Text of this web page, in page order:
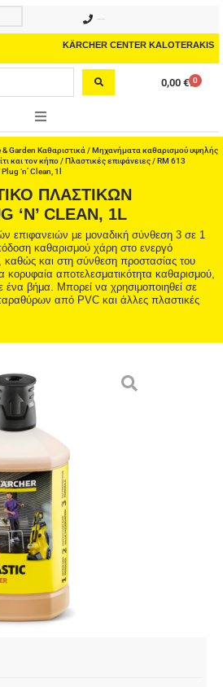
KÄRCHER CENTER KALOTERAKIS
0,00 € 0
Cart
& Garden Καθαριστικά /Μηχανήματα καθαρισμού υψηλής
και τον κήπο/Πλαστικές επιφάνειες/ RM 613
‘n’ Clean, 1l
ΠΛΑΣΤΙΚΏΝ
‘N’ CLEAN, 1L
επιφανειών με μοναδική σύνθεση 3 σε 1
καθαρισμού χάρη στο ενεργό
και στη σύνθεση προστασίας του
κορυφαία αποτελεσματικότητα καθαρισμού,
ένα βήμα. Μπορεί να χρησιμοποιηθεί σε
από PVC και άλλες πλαστικές